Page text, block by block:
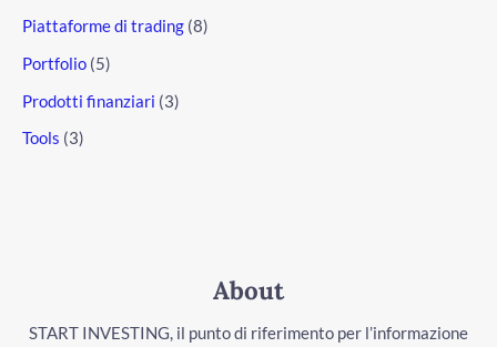
Piattaforme di trading (8)
Portfolio (5)
Prodotti finanziari (3)
Tools (3)
About
START INVESTING, il punto di riferimento per l’informazione